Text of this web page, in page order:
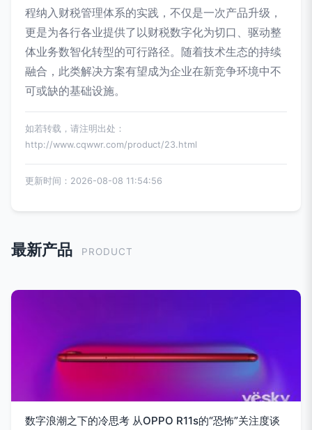
程纳入财税管理体系的实践，不仅是一次产品升级，
更是为各行各业提供了以财税数字化为切口、驱动整
体业务数智化转型的可行路径。随着技术生态的持续
融合，此类解决方案有望成为企业在新竞争环境中不
可或缺的基础设施。
如若转载，请注明出处：
http://www.cqwwr.com/product/23.html
更新时间：2026-08-08 11:54:56
最新产品 PRODUCT
数字浪潮之下的冷思考 从OPPO R11s的“恐怖”关注度谈